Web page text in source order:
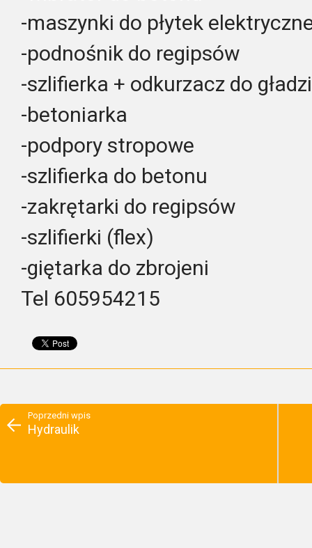
-maszynki do płytek
-podnośnik do regipsów
-szlifierka + odkurzacz do gładzi
-betoniarka
-podpory stropowe
-szlifierka do betonu
-zakrętarki do regipsów
-szlifierki (flex)
-giętarka do zbrojeni
Tel 605954215
Poprzedni wpis
Hydraulik